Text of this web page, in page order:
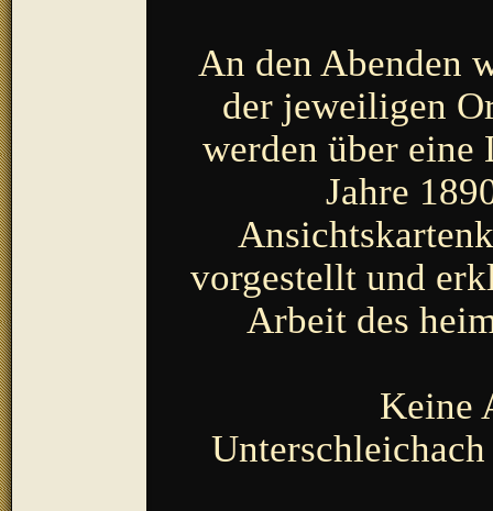
An den Abenden
der jeweiligen
werden über eine
Jahre
vorgestellt und
Arbeit des
Keine